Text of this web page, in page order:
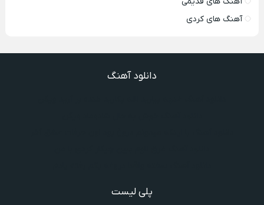
آهنگ های کردی
دانلود آهنگ
پلی لیست